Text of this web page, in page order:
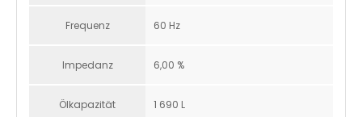
Frequenz 60 Hz
Impedanz 6,00 %
Ölkapazität 1 690 L